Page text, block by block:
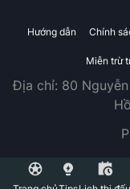
Hướng dẫn Chính
Miễn trừ
Địa chỉ: 80